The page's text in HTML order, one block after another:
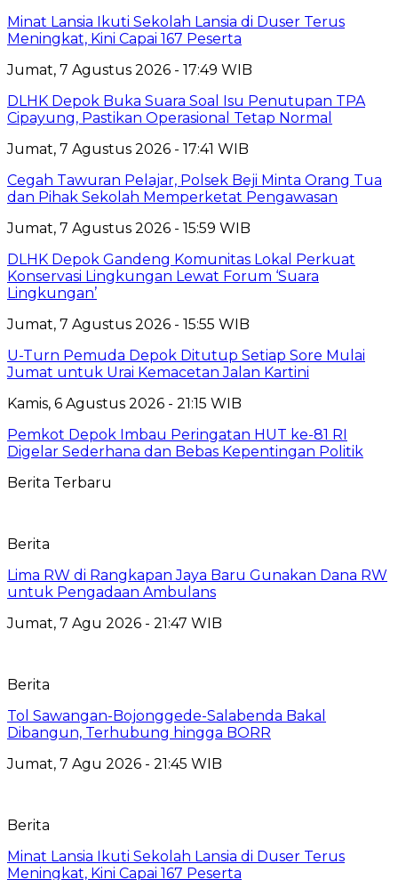
Minat Lansia Ikuti Sekolah Lansia di Duser Terus
Meningkat, Kini Capai 167 Peserta
Jumat, 7 Agustus 2026 - 17:49 WIB
DLHK Depok Buka Suara Soal Isu Penutupan TPA
Cipayung, Pastikan Operasional Tetap Normal
Jumat, 7 Agustus 2026 - 17:41 WIB
Cegah Tawuran Pelajar, Polsek Beji Minta Orang Tua
dan Pihak Sekolah Memperketat Pengawasan
Jumat, 7 Agustus 2026 - 15:59 WIB
DLHK Depok Gandeng Komunitas Lokal Perkuat
Konservasi Lingkungan Lewat Forum ‘Suara
Lingkungan’
Jumat, 7 Agustus 2026 - 15:55 WIB
U-Turn Pemuda Depok Ditutup Setiap Sore Mulai
Jumat untuk Urai Kemacetan Jalan Kartini
Kamis, 6 Agustus 2026 - 21:15 WIB
Pemkot Depok Imbau Peringatan HUT ke-81 RI
Digelar Sederhana dan Bebas Kepentingan Politik
Berita Terbaru
Berita
Lima RW di Rangkapan Jaya Baru Gunakan Dana RW
untuk Pengadaan Ambulans
Jumat, 7 Agu 2026 - 21:47 WIB
Berita
Tol Sawangan-Bojonggede-Salabenda Bakal
Dibangun, Terhubung hingga BORR
Jumat, 7 Agu 2026 - 21:45 WIB
Berita
Minat Lansia Ikuti Sekolah Lansia di Duser Terus
Meningkat, Kini Capai 167 Peserta